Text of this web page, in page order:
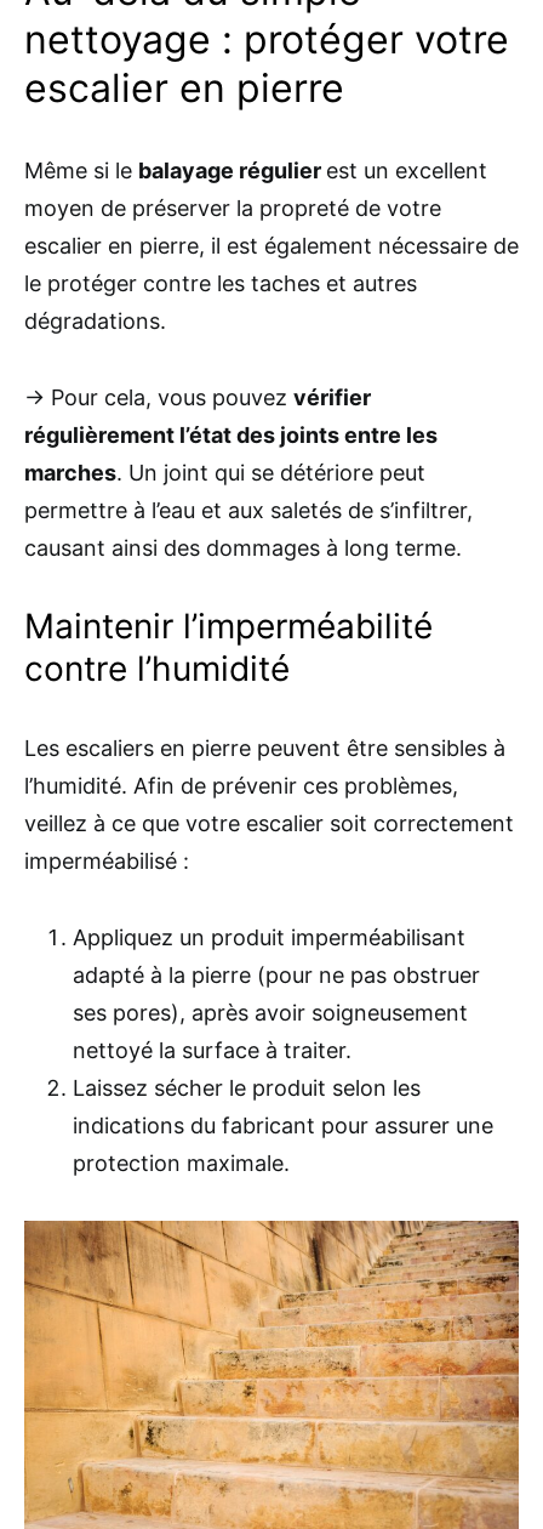
nettoyage : protéger votre
escalier en pierre
Même si le balayage régulier est un excellent
moyen de préserver la propreté de votre
escalier en pierre, il est également nécessaire de
le protéger contre les taches et autres
dégradations.
→ Pour cela, vous pouvez vérifier
régulièrement l’état des joints entre les
marches. Un joint qui se détériore peut
permettre à l’eau et aux saletés de s’infiltrer,
causant ainsi des dommages à long terme.
Maintenir l’imperméabilité
contre l’humidité
Les escaliers en pierre peuvent être sensibles à
l’humidité. Afin de prévenir ces problèmes,
veillez à ce que votre escalier soit correctement
imperméabilisé :
Appliquez un produit imperméabilisant
adapté à la pierre (pour ne pas obstruer
ses pores), après avoir soigneusement
nettoyé la surface à traiter.
Laissez sécher le produit selon les
indications du fabricant pour assurer une
protection maximale.